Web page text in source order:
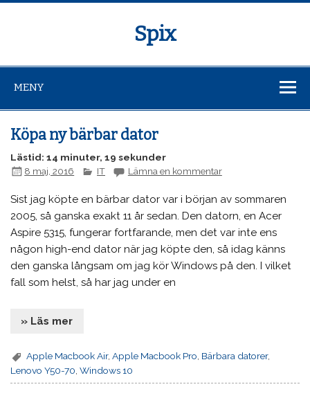
Spix
MENY
Köpa ny bärbar dator
Lästid: 14 minuter, 19 sekunder
8 maj, 2016
IT Lämna en kommentar
Sist jag köpte en bärbar dator var i början av sommaren
2005, så ganska exakt 11 år sedan. Den datorn, en Acer
Aspire 5315, fungerar fortfarande, men det var inte ens
någon high-end dator när jag köpte den, så idag känns
den ganska långsam om jag kör Windows på den. I vilket
fall som helst, så har jag under en
» Läs mer
Apple Macbook Air,Apple Macbook Pro Bärbara datorer,
Lenovo Y50-70,Windows 10